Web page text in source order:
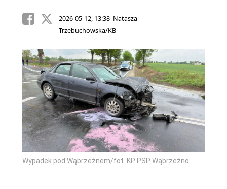
2026-05-12, 13:38 Natasza
Trzebuchowska/KB
Wypadek pod Wąbrzeźnem/fot. KP PSP Wąbrzeźno